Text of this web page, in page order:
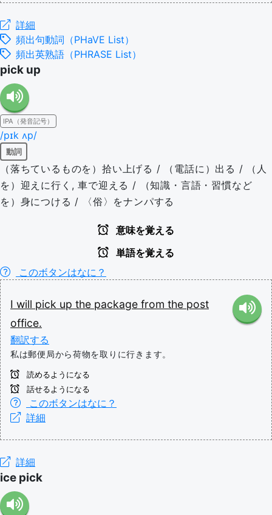
詳細
頻出句動詞（PHaVE List）
頻出英熟語（PHRASE List）
pick up
IPA（発音記号）
/pɪk ʌp/
動詞
（落ちているものを）拾い上げる / （電話に）出る / （人
を）迎えに行く, 車で迎える / （知識・言語・習慣など
を）身につける / 〈俗〉をナンパする
意味を覚える
単語を覚える
このボタンはなに？
I will pick up the package from the post
office.
翻訳する
私は郵便局から荷物を取りに行きます。
読めるようになる
話せるようになる
このボタンはなに？
詳細
詳細
ice pick